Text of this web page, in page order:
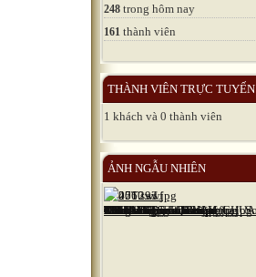
248 trong hôm nay
161 thành viên
THÀNH VIÊN TRỰC TUYẾN
1 khách và 0 thành viên
ẢNH NGẪU NHIÊN